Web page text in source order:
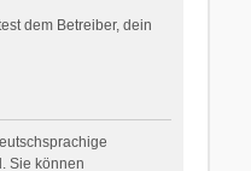
dem Betreiber, dein
Sie können